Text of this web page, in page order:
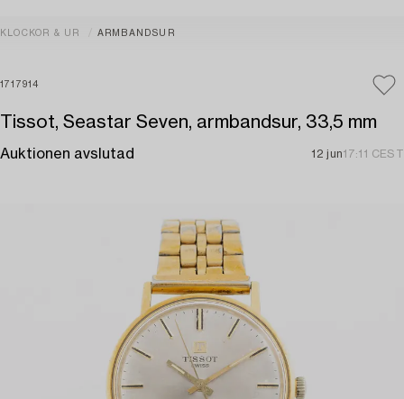
KLOCKOR & UR ARMBANDSUR
1717914
Tissot, Seastar Seven, armbandsur, 33,5 mm
Auktionen avslutad 12 jun17:11 CEST